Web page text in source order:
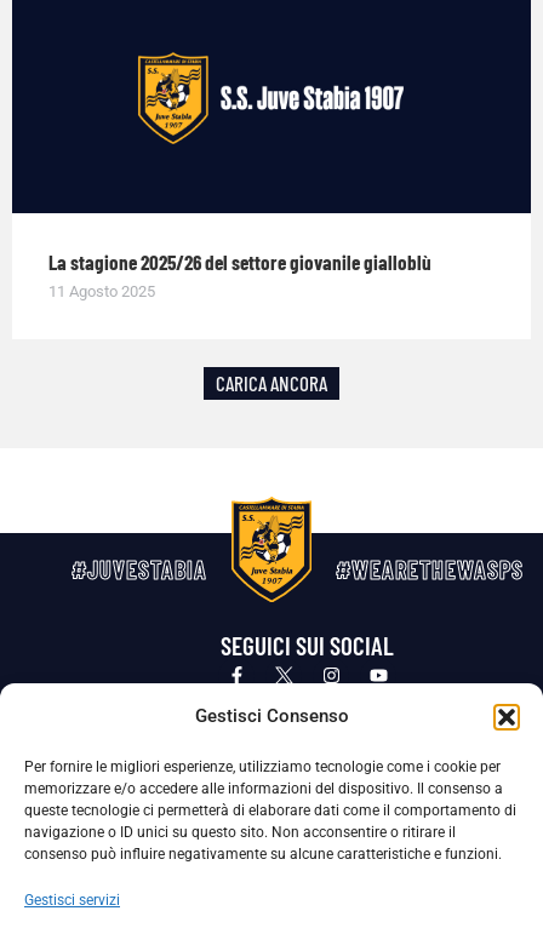
Gestisci Consenso
Per fornire le migliori esperienze, utilizziamo tecnologie come i cookie per
memorizzare e/o accedere alle informazioni del dispositivo. Il consenso a
queste tecnologie ci permetterà di elaborare dati come il comportamento di
navigazione o ID unici su questo sito. Non acconsentire o ritirare il
consenso può influire negativamente su alcune caratteristiche e funzioni.
Gestisci servizi
La stagione 2025/26 del settore giovanile gialloblù
11 Agosto 2025
CARICA ANCORA
#JUVESTABIA #WEARETHEWASPS
SEGUICI SUI SOCIAL
Privacy Policy Cookie Policy
La Società ha nominato il Responsabile della Protezione dei Dati Personali (DPO), figura specializzata che vigila sulle modalità
adottate dalla nostra Società per tutelare i Suoi dati personali.
Per contattare il DPO può scrivere a